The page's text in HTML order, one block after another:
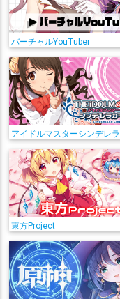
バーチャルYouTuber
東方Project